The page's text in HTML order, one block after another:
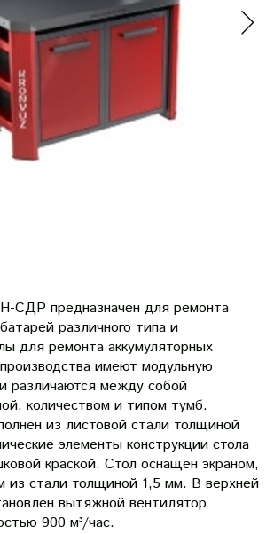
СДР предназначен для ремонта
различного типа и
для ремонта аккумуляторных
имеют модульную
различаются между собой
количеством и типом тумб.
из листовой стали толщиной
элементы конструкции стола
краской. Стол оснащен экраном,
из стали толщиной 1,5 мм. В верхней
вытяжной вентилятор
900 м³/час.